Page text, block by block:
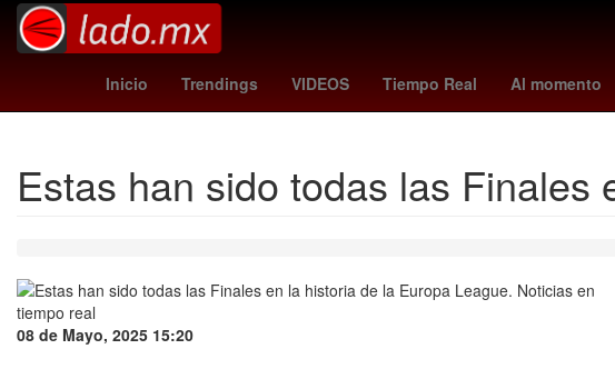
Inicio Trendings VIDEOS Tiempo Real Al momento
San Diego China España Perú Senador
Estas han sido todas las
08 de Mayo, 2025 15:20